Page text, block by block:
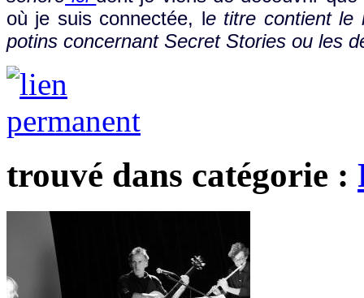
où je suis connectée, le titre contient le
potins concernant Secret Stories ou les
trouvé dans catégorie :